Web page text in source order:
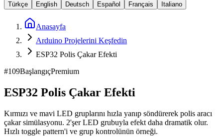
Türkçe English Deutsch Español Français Italiano
Anasayfa
Arduino Projelerini Keşfedin
ESP32 Polis Çakar Efekti
#109BaşlangıçPremium
ESP32 Polis Çakar Efekti
Kırmızı ve mavi LED gruplarını hızla yanıp söndürerek polis aracı
çakar simülasyonu. 2'şer LED grubuyla efekt daha dramatik olur.
Hızlı toggle pattern'i ve grup kontrolünün örneği.